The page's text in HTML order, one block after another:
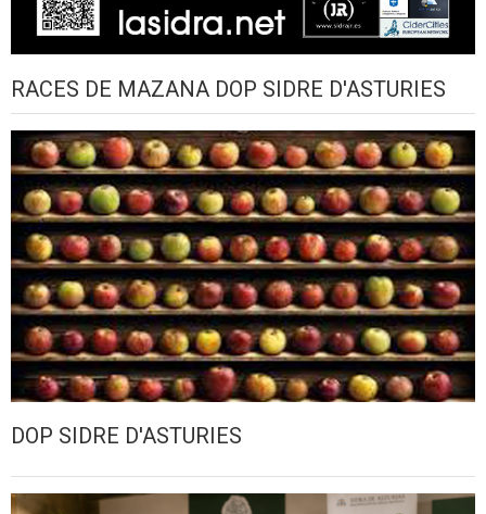
RACES DE MAZANA DOP SIDRE D'ASTURIES
DOP SIDRE D'ASTURIES